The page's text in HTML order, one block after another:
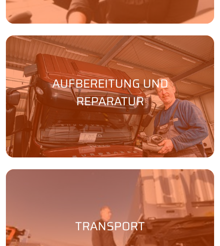
AUFBEREITUNG UND
REPARATUR
TRANSPORT